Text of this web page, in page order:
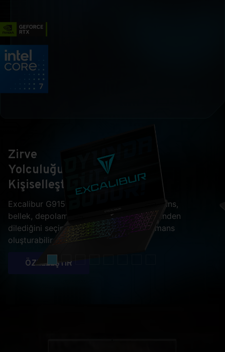
Zirve
Yolculuğunuzu
Kişiselleştirin
Excalibur G915 ile ekran kartı, işlemci, lisans,
bellek, depolama ve hatta ekran çeşitlerinden
dilediğini seçip kendine özel bir performans
oluşturabilirsiniz.
ÖZELLEŞTİR